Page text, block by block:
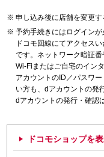
申し込み後に店舗を変更す
予約手続きにはログインが
ドコモ回線にてアクセス
です。ネットワーク暗証番
Wi-Fiまたはご自宅のイン
アカウントのID／パスワ
い方も、dアカウントの発
dアカウントの発行・確認
ドコモショップを